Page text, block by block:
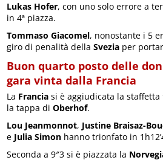
Lukas Hofer, con uno solo errore a
in 4ª piazza.
Tommaso Giacomel, nonostante i 5
giro di penalità dellaSvezia per
Buon quarto posto delle
gara vinta dalla Francia
La Francia si è aggiudicata la
la tappa diOberhof.
Lou Jeanmonnot, Justine Braisaz-
e Julia Simon hanno trionfato in
Seconda a 9″3 si è piazzata la